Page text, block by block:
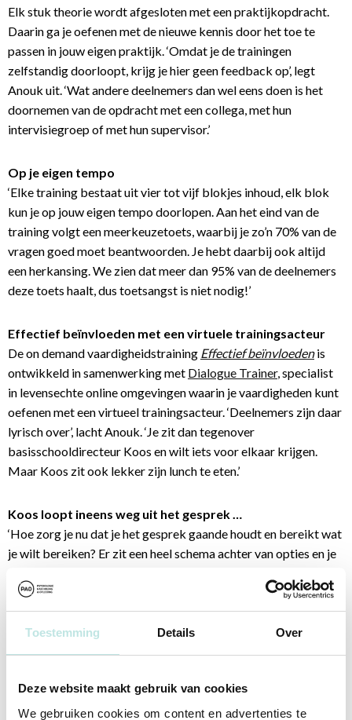
Toestemming Details Over
Deze website maakt gebruik van cookies
We gebruiken cookies om content en advertenties te
Elk stuk theorie wordt afgesloten met een praktijkopdracht.
Daarin ga je oefenen met de nieuwe kennis door het toe te
passen in jouw eigen praktijk. ‘Omdat je de trainingen
zelfstandig doorloopt, krijg je hier geen feedback op’, legt
Anouk uit. ‘Wat andere deelnemers dan wel eens doen is het
doornemen van de opdracht met een collega, met hun
intervisiegroep of met hun supervisor.’
Op je eigen tempo
‘Elke training bestaat uit vier tot vijf blokjes inhoud, elk blok
kun je op jouw eigen tempo doorlopen. Aan het eind van de
training volgt een meerkeuzetoets, waarbij je zo’n 70% van de
vragen goed moet beantwoorden. Je hebt daarbij ook altijd
een herkansing. We zien dat meer dan 95% van de deelnemers
deze toets haalt, dus toetsangst is niet nodig!’
Effectief beïnvloeden met een virtuele trainingsacteur
De on demand vaardigheidstraining Effectief beïnvloeden is
ontwikkeld in samenwerking met Dialogue Trainer, specialist
in levensechte online omgevingen waarin je vaardigheden kunt
oefenen met een virtueel trainingsacteur. ‘Deelnemers zijn daar
lyrisch over’, lacht Anouk. ‘Je zit dan tegenover
basisschooldirecteur Koos en wilt iets voor elkaar krijgen.
Maar Koos zit ook lekker zijn lunch te eten.’
Koos loopt ineens weg uit het gesprek …
‘Hoe zorg je nu dat je het gesprek gaande houdt en bereikt wat
je wilt bereiken? Er zit een heel schema achter van opties en je
op dit moment beter iets anders kunnen kiezen want dit levert
frictie op”. Of, “hierdoor voelt Koos zich aangevallen.” Het kan
dus ook dat Koos ineens wegloopt uit het gesprek. Je oefent
op die manier levensecht terwijl fouten maken niet erg is
virtuele oefenomgeving is, dat hoe langer je oefent, hoe meer je
je realiseert hoe de opbouw van een beïnvloedingsgesprek